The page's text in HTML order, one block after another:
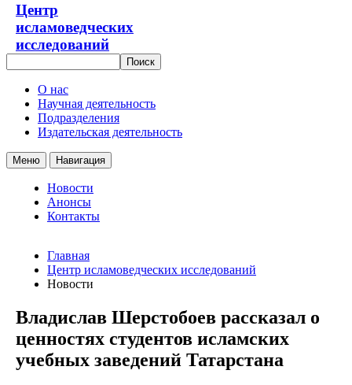
Центр
исламоведческих
исследований
О нас
Научная деятельность
Подразделения
Издательская деятельность
Меню Навигация
Новости
Анонсы
Контакты
Главная
Центр исламоведческих исследований
Новости
Владислав Шерстобоев рассказал о
ценностях студентов исламских
учебных заведений Татарстана